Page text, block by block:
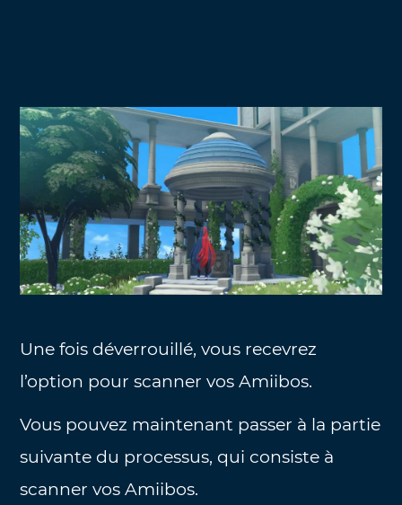
Une fois déverrouillé, vous recevrez
l’option pour scanner vos Amiibos.
Vous pouvez maintenant passer à la partie
suivante du processus, qui consiste à
scanner vos Amiibos.